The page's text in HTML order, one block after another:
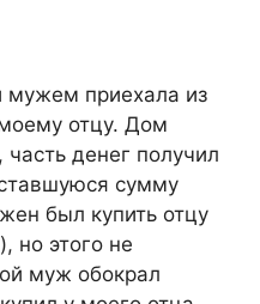
мужем приехала из
отцу. Дом
денег получил
сумму
был купить отцу
но этого не
муж обокрал